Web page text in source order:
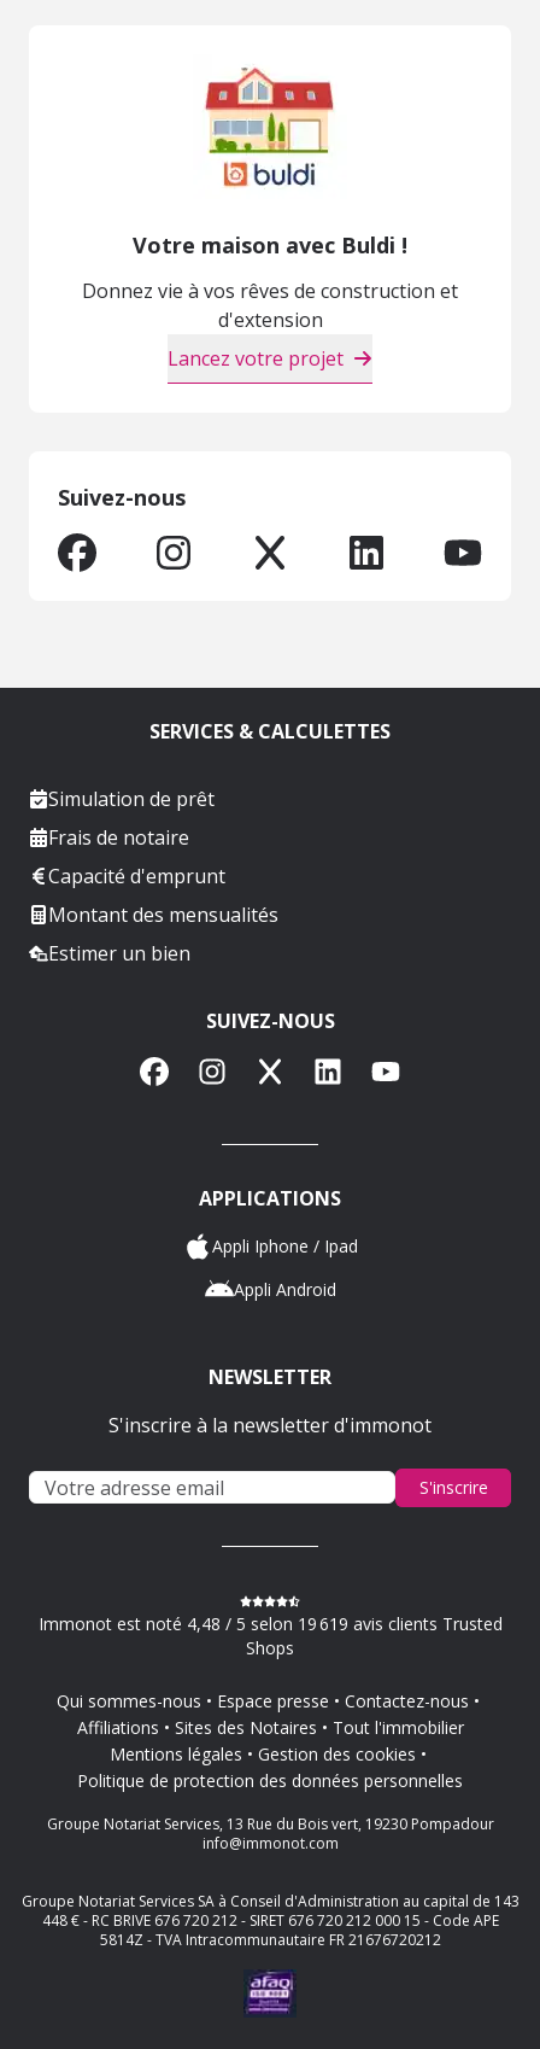
Votre maison avec Buldi !
Donnez vie à vos rêves de construction et
d'extension
Lancez votre projet
Suivez-nous
SERVICES & CALCULETTES
Simulation de prêt
Frais de notaire
Capacité d'emprunt
Montant des mensualités
Estimer un bien
SUIVEZ-NOUS
FacebookInstagram
X LinkedInYouTube
APPLICATIONS
Appli Iphone / Ipad
Appli Android
NEWSLETTER
S'inscrire à la newsletter d'immonot
S'inscrire
Immonot est noté 4,48 / 5 selon 19 619 avis clients Trusted
Shops
Qui sommes-nous Espace presse
Contactez-nous
Affiliations
Sites des Notaires
Tout l'immobilier
Mentions légales
Gestion des cookies
Politique de protection des données personnelles
Groupe Notariat Services, 13 Rue du Bois vert, 19230 Pompadour
info@immonot.com
Groupe Notariat Services SA à Conseil d'Administration au capital de 143
448 € - RC BRIVE 676 720 212 - SIRET 676 720 212 000 15 - Code APE
5814Z - TVA Intracommunautaire FR 21676720212